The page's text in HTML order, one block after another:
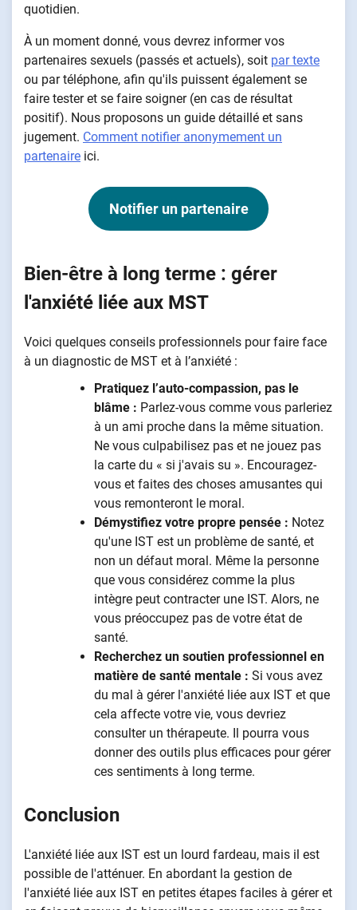
quotidien.
À un moment donné, vous devrez informer vos
partenaires sexuels (passés et actuels), soit par texte
ou par téléphone, afin qu'ils puissent également se
faire tester et se faire soigner (en cas de résultat
positif). Nous proposons un guide détaillé et sans
jugement. Comment notifier anonymement un
partenaire ici.
Notifier un partenaire
Bien-être à long terme : gérer
l'anxiété liée aux MST
Voici quelques conseils professionnels pour faire face
à un diagnostic de MST et à l’anxiété :
Pratiquez l’auto-compassion, pas le
blâme : Parlez-vous comme vous parleriez
à un ami proche dans la même situation.
Ne vous culpabilisez pas et ne jouez pas
la carte du « si j'avais su ». Encouragez-
vous et faites des choses amusantes qui
vous remonteront le moral.
Démystifiez votre propre pensée : Notez
qu'une IST est un problème de santé, et
non un défaut moral. Même la personne
que vous considérez comme la plus
intègre peut contracter une IST. Alors, ne
vous préoccupez pas de votre état de
santé.
Recherchez un soutien professionnel en
matière de santé mentale : Si vous avez
du mal à gérer l'anxiété liée aux IST et que
cela affecte votre vie, vous devriez
consulter un thérapeute. Il pourra vous
donner des outils plus efficaces pour gérer
ces sentiments à long terme.
Conclusion
L'anxiété liée aux IST est un lourd fardeau, mais il est
possible de l'atténuer. En abordant la gestion de
l'anxiété liée aux IST en petites étapes faciles à gérer et